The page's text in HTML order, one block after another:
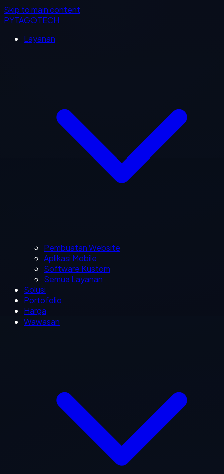
Skip to main content
PYTAGOTECH
Layanan
Pembuatan Website
Aplikasi Mobile
Software Kustom
Semua Layanan
Solusi
Portofolio
Harga
Wawasan